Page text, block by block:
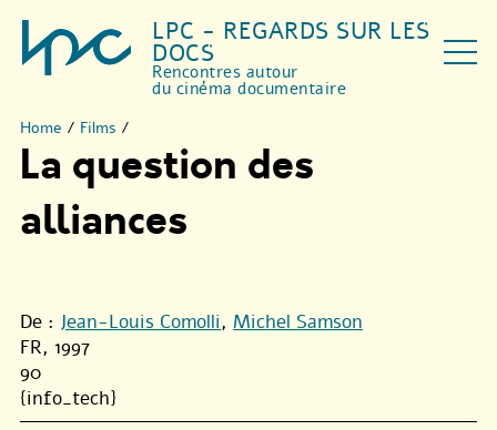
LPC - REGARDS SUR LES
DOCS
Rencontres autour
du cinéma documentaire
Home / Films /
La question des
alliances
De : Jean-Louis Comolli, Michel Samson
FR, 1997
90
{info_tech}